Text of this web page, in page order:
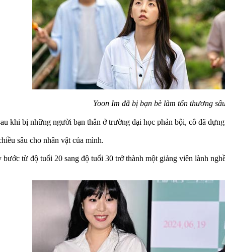
Yoon Im đã bị bạn bè làm tổn thương
khi bị những người bạn thân ở trường đại học phản bội, cô đã
sâu cho nhân vật của mình.
từ độ tuổi 20 sang độ tuổi 30 trở thành một giảng viên lành